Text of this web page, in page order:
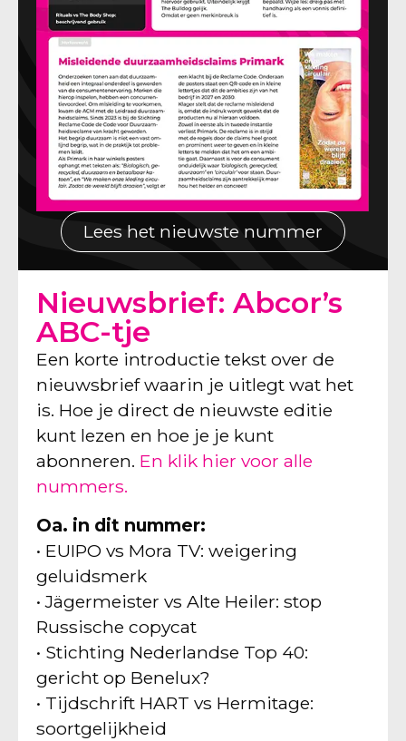
Lees het nieuwste nummer
Nieuwsbrief: Abcor’s
ABC-tje
Een korte introductie tekst over de
nieuwsbrief waarin je uitlegt wat het
is. Hoe je direct de nieuwste editie
kunt lezen en hoe je je kunt
abonneren. En klik hier voor alle
nummers.
Oa. in dit nummer:
• EUIPO vs Mora TV: weigering
geluidsmerk
• Jägermeister vs Alte Heiler: stop
Russische copycat
• Stichting Nederlandse Top 40:
gericht op Benelux?
• Tijdschrift HART vs Hermitage:
soortgelijkheid